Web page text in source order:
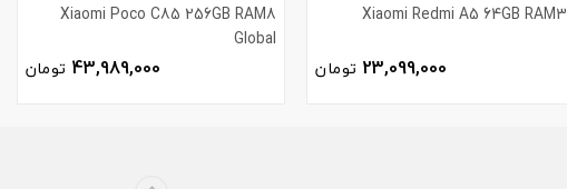
Xiaomi Redmi A5 64GB RAM3
23,099,000 تومان
Xiaomi Poco C85 256GB RAM8
Global
43,989,000 تومان